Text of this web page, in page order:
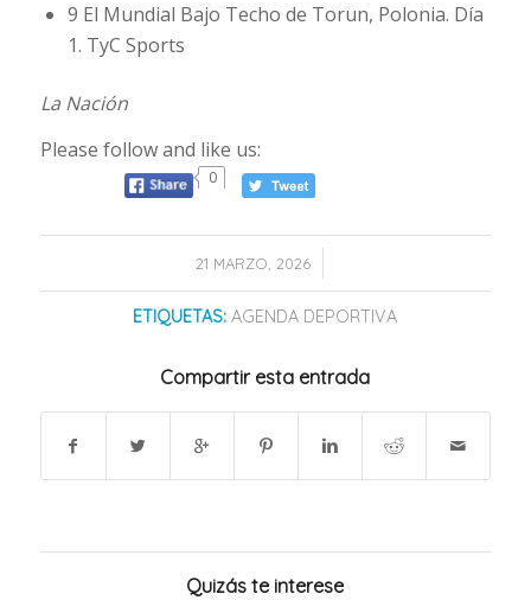
9 El Mundial Bajo Techo de Torun, Polonia. Día
1. TyC Sports
La Nación
Please follow and like us:
0
21 MARZO, 2026
/
ETIQUETAS: AGENDA DEPORTIVA
Compartir esta entrada
Quizás te interese